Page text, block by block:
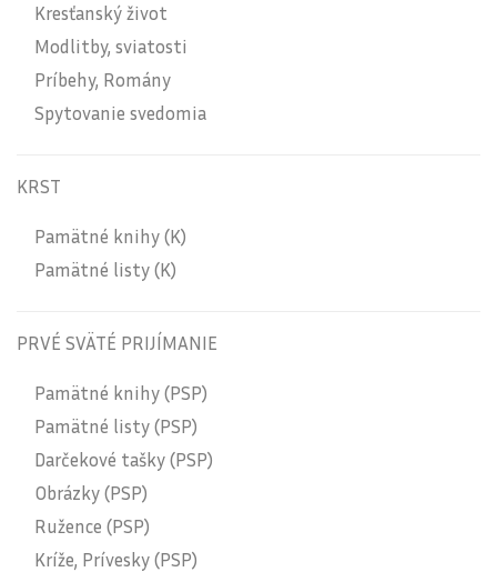
Kresťanský život
Modlitby, sviatosti
Príbehy, Romány
Spytovanie svedomia
KRST
Pamätné knihy (K)
Pamätné listy (K)
PRVÉ SVÄTÉ PRIJÍMANIE
Pamätné knihy (PSP)
Pamätné listy (PSP)
Darčekové tašky (PSP)
Obrázky (PSP)
Ružence (PSP)
Kríže, Prívesky (PSP)